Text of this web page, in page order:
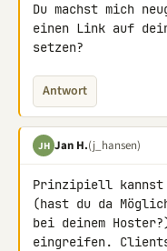
Du machst mich
einen Link auf
setzen?
Antwort
JH Jan H.(j_hansen)
Prinzipiell kannst
(hast du da
bei deinem
eingreifen.